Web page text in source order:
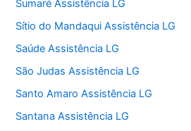
Sumaré Assistência LG
Sítio do Mandaqui Assistência LG
Saúde Assistência LG
São Judas Assistência LG
Santo Amaro Assistência LG
Santana Assistência LG